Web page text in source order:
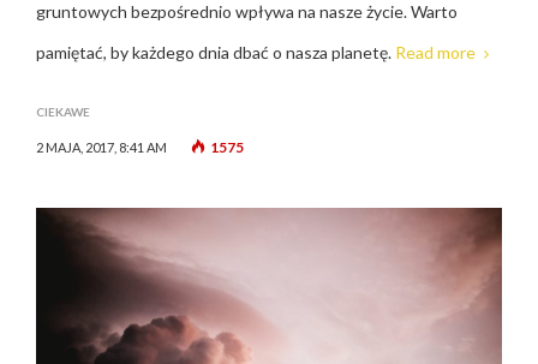
gruntowych bezpośrednio wpływa na nasze życie. Warto
pamiętać, by każdego dnia dbać o nasza planetę. Read more
CIEKAWE
2 MAJA, 2017, 8:41 AM 1575